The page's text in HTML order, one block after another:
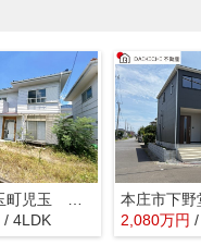
/ 4LDK 2,080万円